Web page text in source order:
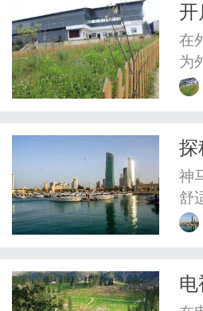
开
在
为
这
平
探
神
舒
赏
影
电